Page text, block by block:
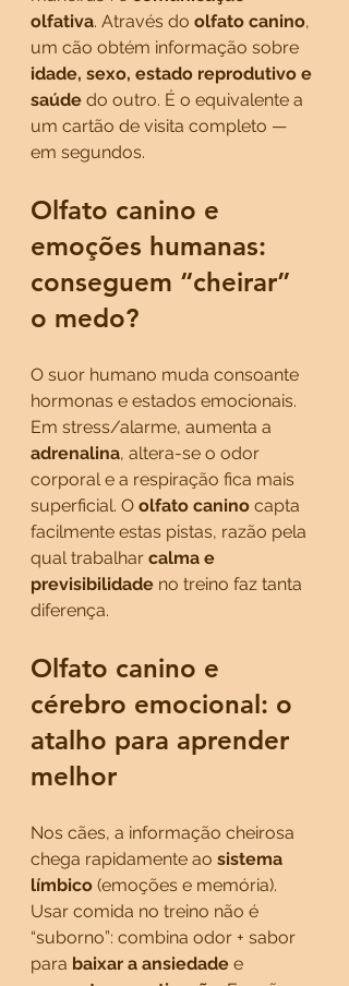
olfativa. Através do olfato canino,
um cão obtém informação sobre
idade, sexo, estado reprodutivo e
saúde do outro. É o equivalente a
um cartão de visita completo —
em segundos.
Olfato canino e
emoções humanas:
conseguem “cheirar”
o medo?
O suor humano muda consoante
hormonas e estados emocionais.
Em stress/alarme, aumenta a
adrenalina, altera-se o odor
corporal e a respiração fica mais
superficial. O olfato canino capta
facilmente estas pistas, razão pela
qual trabalhar calma e
previsibilidade no treino faz tanta
diferença.
Olfato canino e
cérebro emocional: o
atalho para aprender
melhor
Nos cães, a informação cheirosa
chega rapidamente ao sistema
límbico (emoções e memória).
Usar comida no treino não é
“suborno”: combina odor + sabor
para baixar a ansiedade e